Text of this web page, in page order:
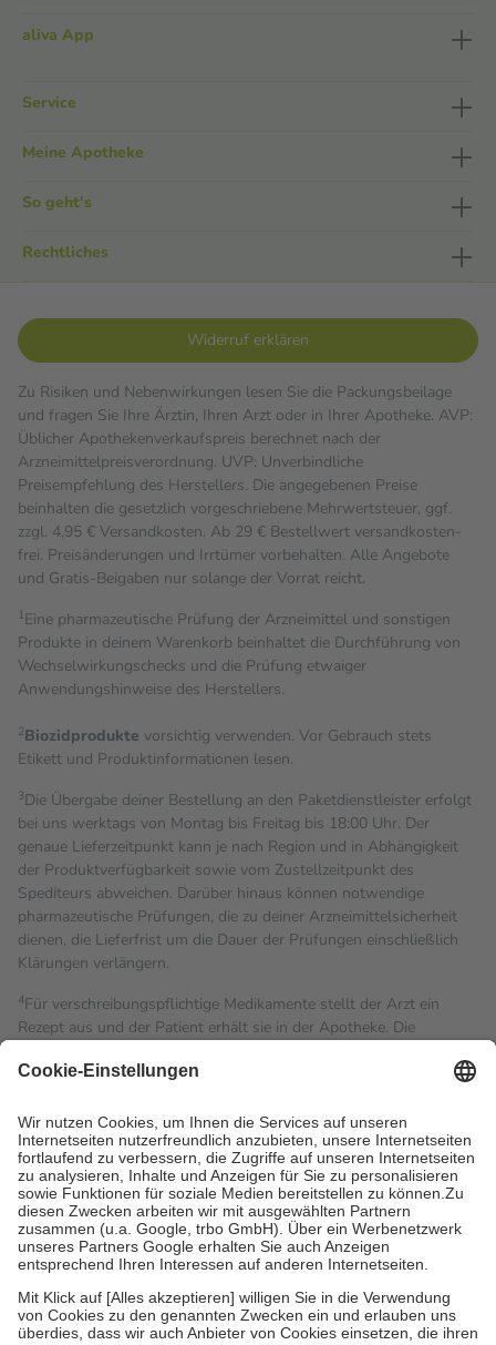
aliva App
Service
Meine Apotheke
So geht's
Rechtliches
Widerruf erklären
Zu Risiken und Nebenwirkungen lesen Sie die Packungsbeilage
und fragen Sie Ihre Ärztin, Ihren Arzt oder in Ihrer Apotheke. AVP:
Üblicher Apothekenverkaufspreis berechnet nach der
Arzneimittelpreisverordnung. UVP: Unverbindliche
Preisempfehlung des Herstellers. Die angegebenen Preise
beinhalten die gesetzlich vorgeschriebene Mehrwertsteuer, ggf.
zzgl. 4,95 € Versandkosten. Ab 29 € Bestell­wert versand­kosten­
frei. Preisänderungen und Irrtümer vorbehalten. Alle Angebote
und Gratis-Beigaben nur solange der Vorrat reicht.
1Eine pharmazeutische Prüfung der Arzneimittel und sonstigen
Produkte in deinem Warenkorb beinhaltet die Durchführung von
Wechselwirkungschecks und die Prüfung etwaiger
Anwendungshinweise des Herstellers.
2Biozidprodukte vorsichtig verwenden. Vor Gebrauch stets
Etikett und Produktinformationen lesen.
3Die Übergabe deiner Bestellung an den Paketdienstleister erfolgt
bei uns werktags von Montag bis Freitag bis 18:00 Uhr. Der
genaue Lieferzeitpunkt kann je nach Region und in Abhängigkeit
der Produktverfügbarkeit sowie vom Zustellzeitpunkt des
Spediteurs abweichen. Darüber hinaus können notwendige
pharmazeutische Prüfungen, die zu deiner Arzneimittelsicherheit
dienen, die Lieferfrist um die Dauer der Prüfungen einschließlich
Klärungen verlängern.
4Für verschreibungspflichtige Medikamente stellt der Arzt ein
Rezept aus und der Patient erhält sie in der Apotheke. Die
Kosten dafür, der Versicherte trägt einen Teil davon als Zuzahlung
Grundsätzlich leisten Mitglieder Zuzahlungen in Höhe von zehn
Prozent des Abgabepreises,mindestensjedochfünf Euround
höchstens zehn Euro.Es sind jedoch nie mehr als die
tatsächlichen Kosten der Leistung zu entrichten.
Diese Regeln gelten grundsätzlich auch für Online-Apotheken.
Bei Heilmitteln und häuslicher Krankenpflege beträgt die
Zuzahlung zehn Prozent der Kosten sowie zehn Euro je
Um das Engagement der Versicherten für ihre eigene Gesundheit
zu stärken und die besondere Stellung der Familie zu unterstützen,